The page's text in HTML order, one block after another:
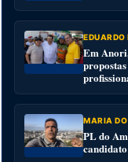
EDUARDO
Em
MARIA
PL do